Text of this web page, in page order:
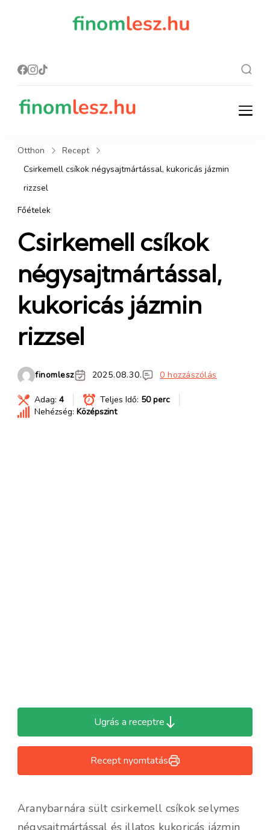
finomlesz.hu
Recept, ami finom lesz.
Otthon
Recept
Csirkemell csíkok négysajtmártással, kukoricás jázmin
rizzsel
Főételek
Csirkemell csíkok
négysajtmártással,
kukoricás jázmin
rizzsel
finomlesz 2025.08.30. 0 hozzászólás
Adag: 4 Teljes Idő: 50 perc
Nehézség: Középszint
Ugrás a receptre
Recept nyomtatás
Aranybarnára sült csirkemell csíkok selymes
négysajtmártással és illatos kukoricás jázmin